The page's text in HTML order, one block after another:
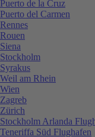
Puerto de la Cruz
Puerto del Carmen
Rennes
Rouen
Siena
Stockholm
Syrakus
Weil am Rhein
Wien
Zagreb
Zürich
Stockholm Arlanda
Teneriffa Süd Flughafen